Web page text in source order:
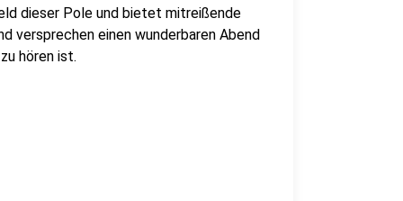
dieser Pole und bietet mitreißende
versprechen einen wunderbaren Abend
hören ist.